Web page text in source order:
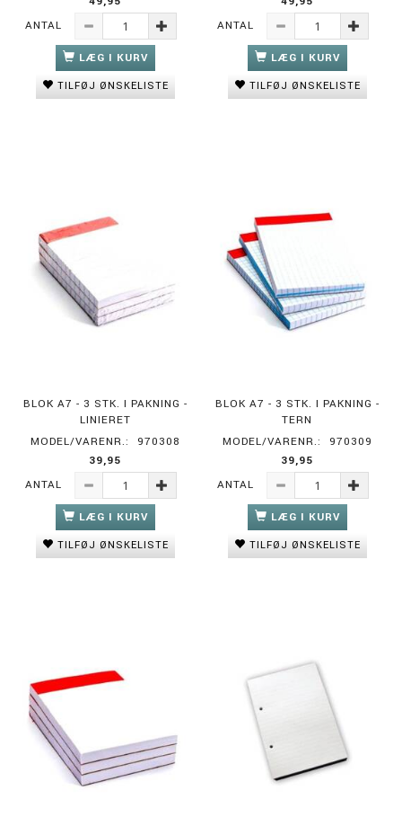
ANTAL
LÆG I KURV
TILFØJ ØNSKELISTE
ANTAL
LÆG I KURV
TILFØJ ØNSKELISTE
BLOK A7 - 3 STK. I PAKNING -
LINIERET
MODEL/VARENR.:
970308
39,95
ANTAL
LÆG I KURV
TILFØJ ØNSKELISTE
BLOK A7 - 3 STK. I PAKNING -
TERN
MODEL/VARENR.:
970309
39,95
ANTAL
LÆG I KURV
TILFØJ ØNSKELISTE